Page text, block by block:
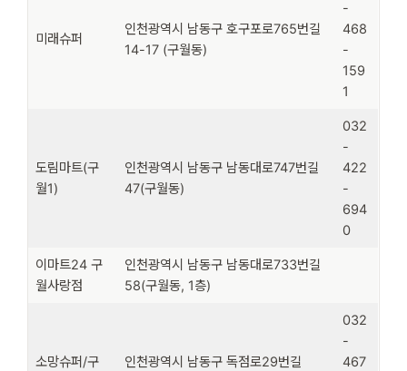
미래슈퍼
인천광역시 남동구 호구포로765번길
14-17 (구월동)
-
468
-
159
1
도림마트(구
월1)
인천광역시 남동구 남동대로747번길
47(구월동)
032
-
422
-
694
0
이마트24 구
월사랑점
인천광역시 남동구 남동대로733번길
58(구월동, 1층)
소망슈퍼/구
인천광역시 남동구 독점로29번길
032
-
467